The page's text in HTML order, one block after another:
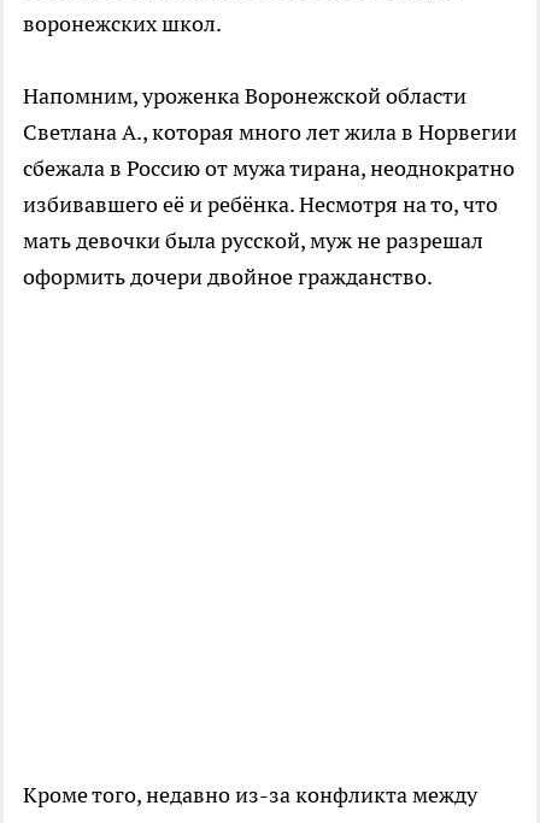
воронежских школ.
Напомним, уроженка Воронежской области
Светлана А., которая много лет жила в Норвегии
сбежала в Россию от мужа тирана, неоднократно
избивавшего её и ребёнка. Несмотря на то, что
мать девочки была русской, муж не разрешал
оформить дочери двойное гражданство.
Кроме того, недавно из-за конфликта между